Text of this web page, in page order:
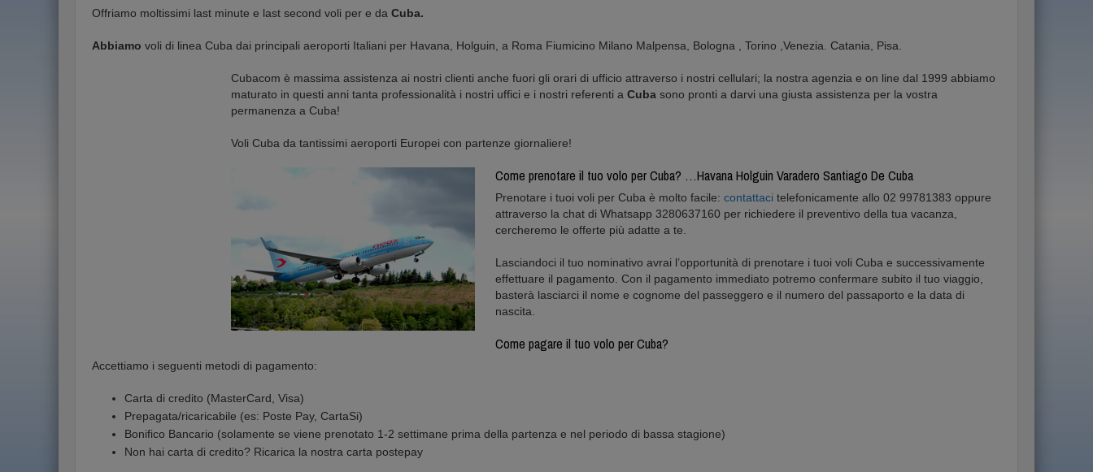
Offriamo moltissimi last minute e last second voli per e da Cuba.
Abbiamo voli di linea Cuba dai principali aeroporti Italiani per Havana, Holguin, a Roma Fiumicino Milano Malpensa, Bologna , Torino ,Venezia. Catania, Pisa.
Cubacom è massima assistenza ai nostri clienti anche fuori gli orari di ufficio attraverso i nostri cellulari; la nostra agenzia e on line dal 1999 abbiamo
maturato in questi anni tanta professionalità i nostri uffici e i nostri referenti a Cuba sono pronti a darvi una giusta assistenza per la vostra
permanenza a Cuba!
Voli Cuba da tantissimi aeroporti Europei con partenze giornaliere!
Come prenotare il tuo volo per Cuba? …Havana Holguin Varadero Santiago De Cuba
Prenotare i tuoi voli per Cuba è molto facile: contattaci telefonicamente allo 02 99781383 oppure
attraverso la chat di Whatsapp 3280637160 per richiedere il preventivo della tua vacanza,
cercheremo le offerte più adatte a te.
Lasciandoci il tuo nominativo avrai l’opportunità di prenotare i tuoi voli Cuba e successivamente
effettuare il pagamento. Con il pagamento immediato potremo confermare subito il tuo viaggio,
basterà lasciarci il nome e cognome del passeggero e il numero del passaporto e la data di
nascita.
Come pagare il tuo volo per Cuba?
Accettiamo i seguenti metodi di pagamento:
Carta di credito (MasterCard, Visa)
Prepagata/ricaricabile (es: Poste Pay, CartaSi)
Bonifico Bancario (solamente se viene prenotato 1-2 settimane prima della partenza e nel periodo di bassa stagione)
Non hai carta di credito? Ricarica la nostra carta postepay